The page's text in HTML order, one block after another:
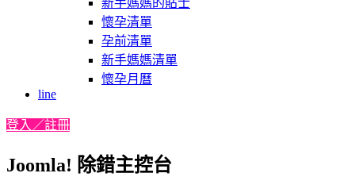
新手媽媽的貼士
懷孕清單
孕前清單
新手媽媽清單
懷孕月曆
line
登入／註冊
Joomla! 除錯主控台